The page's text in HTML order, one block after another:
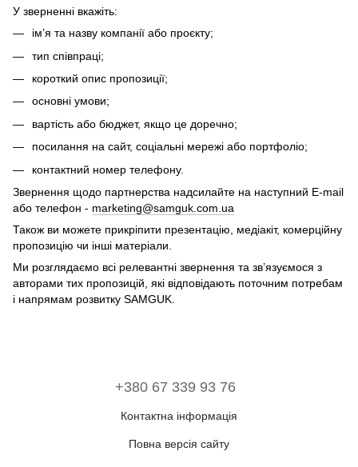
У зверненні вкажіть:
ім’я та назву компанії або проєкту;
тип співпраці;
короткий опис пропозиції;
основні умови;
вартість або бюджет, якщо це доречно;
посилання на сайт, соціальні мережі або портфоліо;
контактний номер телефону.
Звернення щодо партнерства надсилайте на наступний E-mail
або телефон - marketing@samguk.com.ua
Також ви можете прикріпити презентацію, медіакіт, комерційну
пропозицію чи інші матеріали.
Ми розглядаємо всі релевантні звернення та зв’язуємося з
авторами тих пропозицій, які відповідають поточним потребам
і напрямам розвитку SAMGUK.
+380 67 339 93 76
Контактна інформація
Повна версія сайту